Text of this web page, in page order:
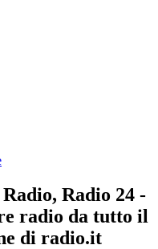
Radio 24 -
radio da tutto il
di radio.it